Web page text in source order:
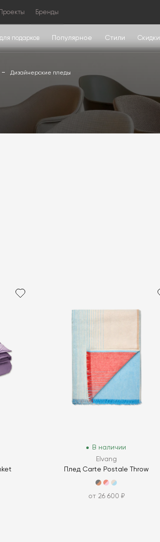
Проекты Бренды
подарков Популярное Стили Скидки
Дизайнерские пледы
В наличии
Elvang
Плед Carte Postale Throw
от 26 600 ₽